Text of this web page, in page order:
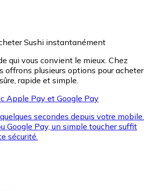
Sushi instantanément
qui vous convient le mieux. Chez
offrons plusieurs options pour acheter
rapide et simple.
Apple Pay et Google Pay
secondes depuis votre mobile.
Google Pay, un simple toucher suffit
sécurité.